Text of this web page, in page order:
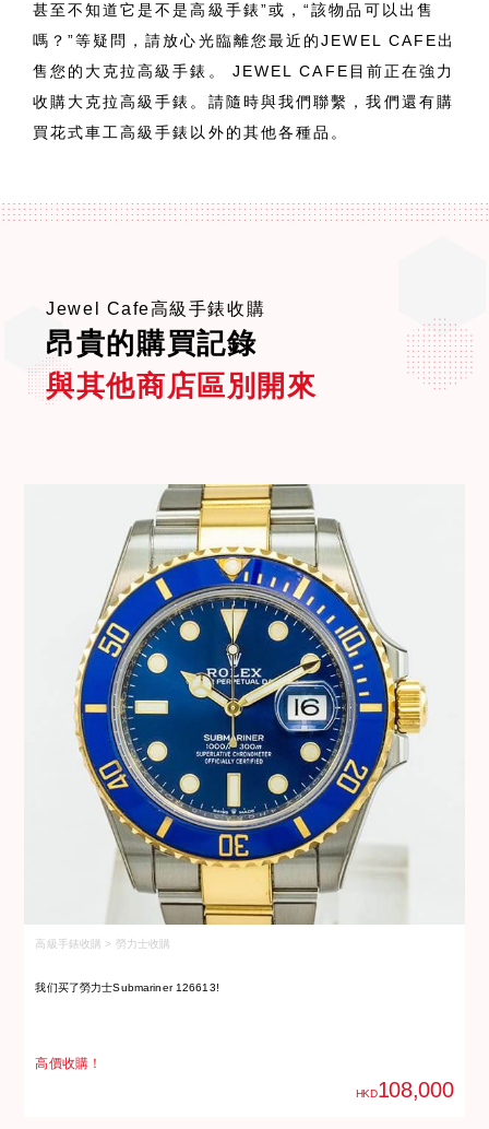
甚至不知道它是不是高級手錶”或，“該物品可以出售
嗎？”等疑問，請放心光臨離您最近的JEWEL CAFE出
售您的大克拉高級手錶。 JEWEL CAFE目前正在強力
收購大克拉高級手錶。請隨時與我們聯繫，我們還有購
買花式車工高級手錶以外的其他各種品。
Jewel Cafe高級手錶收購
昂貴的購買記錄
與其他商店區別開來
高級手錶收購 > 勞力士收購
我们买了勞力士Submariner 126613!
高價收購！
HKD108,000